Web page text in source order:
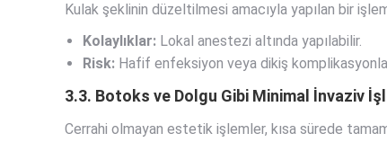
Kulak şeklinin düzeltilmesi amacıyla yapılan bir
Kolaylıklar: Lokal anestezi altında yapılabilir.
Risk: Hafif enfeksiyon veya dikiş
3.3. Botoks ve Dolgu Gibi Minimal İnvaziv
Cerrahi olmayan estetik işlemler, kısa sürede